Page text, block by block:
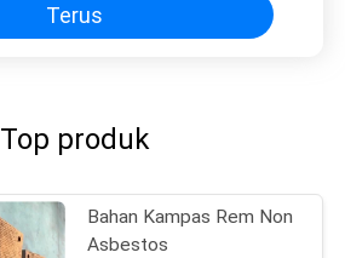
Terus
Top produk
Bahan Kampas Rem Non
Asbestos